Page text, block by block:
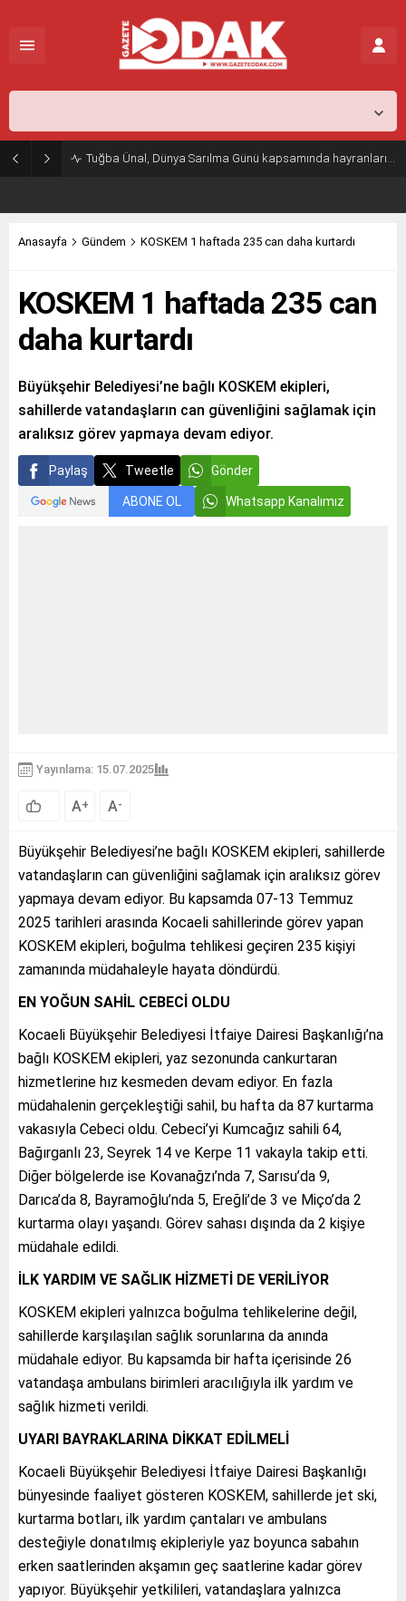
Tuğba Ünal, Dünya Sarılma Günü kapsamında hayranlarıyla buluştu
Anasayfa Gündem KOSKEM 1 haftada 235 can daha kurtardı
KOSKEM 1 haftada 235 can
daha kurtardı
Büyükşehir Belediyesi’ne bağlı KOSKEM ekipleri,
sahillerde vatandaşların can güvenliğini sağlamak için
aralıksız görev yapmaya devam ediyor.
Paylaş Tweetle Gönder
ABONE OL Whatsapp Kanalımız
Yayınlama: 15.07.2025
A+ A-
Büyükşehir Belediyesi’ne bağlı KOSKEM ekipleri, sahillerde
vatandaşların can güvenliğini sağlamak için aralıksız görev
yapmaya devam ediyor. Bu kapsamda 07-13 Temmuz
2025 tarihleri arasında Kocaeli sahillerinde görev yapan
KOSKEM ekipleri, boğulma tehlikesi geçiren 235 kişiyi
zamanında müdahaleyle hayata döndürdü.
EN YOĞUN SAHİL CEBECİ OLDU
Kocaeli Büyükşehir Belediyesi İtfaiye Dairesi Başkanlığı’na
bağlı KOSKEM ekipleri, yaz sezonunda cankurtaran
hizmetlerine hız kesmeden devam ediyor. En fazla
müdahalenin gerçekleştiği sahil, bu hafta da 87 kurtarma
vakasıyla Cebeci oldu. Cebeci’yi Kumcağız sahili 64,
Bağırganlı 23, Seyrek 14 ve Kerpe 11 vakayla takip etti.
Diğer bölgelerde ise Kovanağzı’nda 7, Sarısu’da 9,
Darıca’da 8, Bayramoğlu’nda 5, Ereğli’de 3 ve Miço’da 2
kurtarma olayı yaşandı. Görev sahası dışında da 2 kişiye
müdahale edildi.
İLK YARDIM VE SAĞLIK HİZMETİ DE VERİLİYOR
KOSKEM ekipleri yalnızca boğulma tehlikelerine değil,
sahillerde karşılaşılan sağlık sorunlarına da anında
müdahale ediyor. Bu kapsamda bir hafta içerisinde 26
vatandaşa ambulans birimleri aracılığıyla ilk yardım ve
sağlık hizmeti verildi.
UYARI BAYRAKLARINA DİKKAT EDİLMELİ
Kocaeli Büyükşehir Belediyesi İtfaiye Dairesi Başkanlığı
bünyesinde faaliyet gösteren KOSKEM, sahillerde jet ski,
kurtarma botları, ilk yardım çantaları ve ambulans
desteğiyle donatılmış ekipleriyle yaz boyunca sabahın
erken saatlerinden akşamın geç saatlerine kadar görev
yapıyor. Büyükşehir yetkilileri, vatandaşlara yalnızca